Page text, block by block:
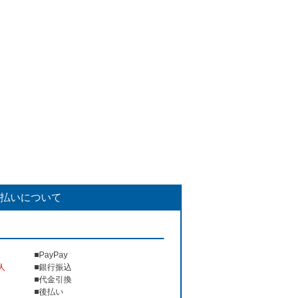
いについて
■PayPay
■銀行振込
■代金引換
■後払い